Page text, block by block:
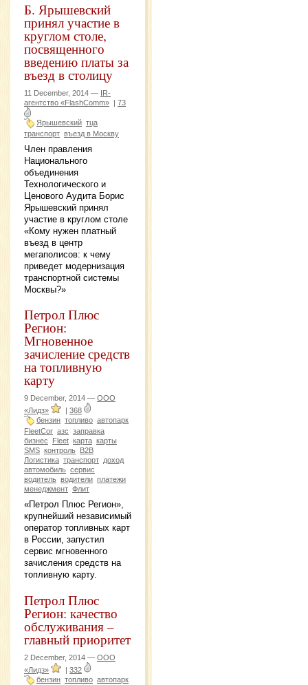
Б. Ярышевский
принял участие в
круглом столе,
посвященного
введению платы за
въезд в столицу
11 December, 2014 — IR-
агентство «FlashComm» | 73
Ярышевский тца
транспорт въезд в Москву
Член правления
Национального
объединения
Технологического и
Ценового Аудита Борис
Ярышевский принял
участие в круглом столе
«Кому нужен платный
въезд в центр
мегаполисов: к чему
приведет модернизация
транспортной системы
Москвы?»
Петрол Плюс
Регион:
Мгновенное
зачисление средств
на топливную
карту
9 December, 2014 — ООО
«Лидз»
368
бензин топливо автопарк
FleetCor азс заправка
бизнес
Fleet карта карты
SMS контроль
B2B
Логистика транспорт доход
автомобиль сервис
водитель водители платежи
менеджмент Флит
«Петрол Плюс Регион»,
крупнейший независимый
оператор топливных карт
в России, запустил
сервис мгновенного
зачисления средств на
топливную карту.
Петрол Плюс
Регион: качество
обслуживания –
главный приоритет
2 December, 2014 — ООО
«Лидз»
| 332
бензин топливо автопарк